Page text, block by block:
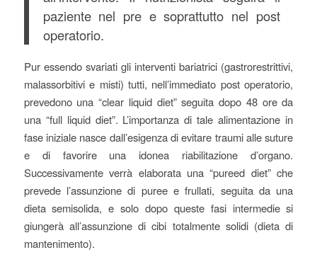
paziente nel pre e soprattutto nel post
operatorio.
Pur essendo svariati gli interventi bariatrici (gastrorestrittivi,
malassorbitivi e misti) tutti, nell’immediato post operatorio,
prevedono una “clear liquid diet” seguita dopo 48 ore da
una “full liquid diet”. L’importanza di tale alimentazione in
fase iniziale nasce dall’esigenza di evitare traumi alle suture
e di favorire una idonea riabilitazione d’organo.
Successivamente verrà elaborata una “pureed diet” che
prevede l’assunzione di puree e frullati, seguita da una
dieta semisolida, e solo dopo queste fasi intermedie si
giungerà all’assunzione di cibi totalmente solidi (dieta di
mantenimento).